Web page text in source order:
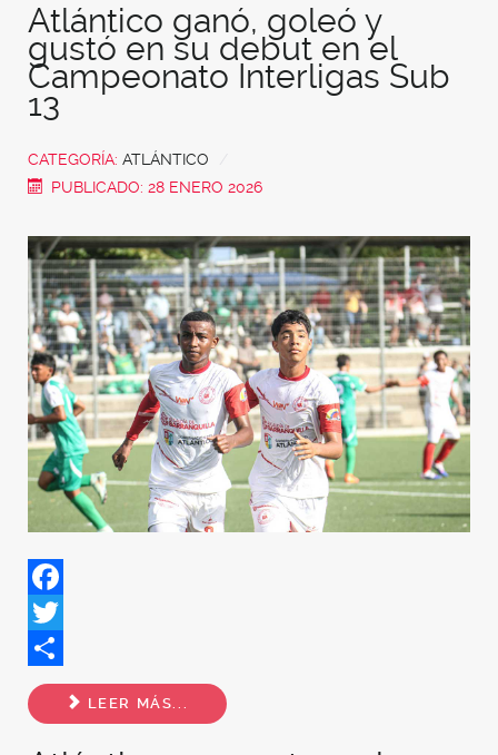
Atlántico ganó, goleó y
gustó en su debut en el
Campeonato Interligas Sub
13
CATEGORÍA: ATLÁNTICO
PUBLICADO: 28 ENERO 2026
Facebook
Twitter
Share
LEER MÁS...